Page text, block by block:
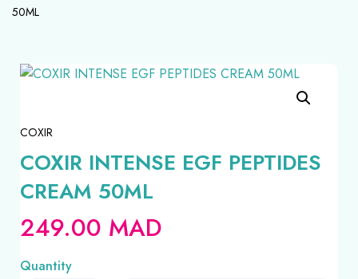
50ML
COXIR
COXIR INTENSE EGF PEPTIDES
CREAM 50ML
249.00 MAD
Quantity